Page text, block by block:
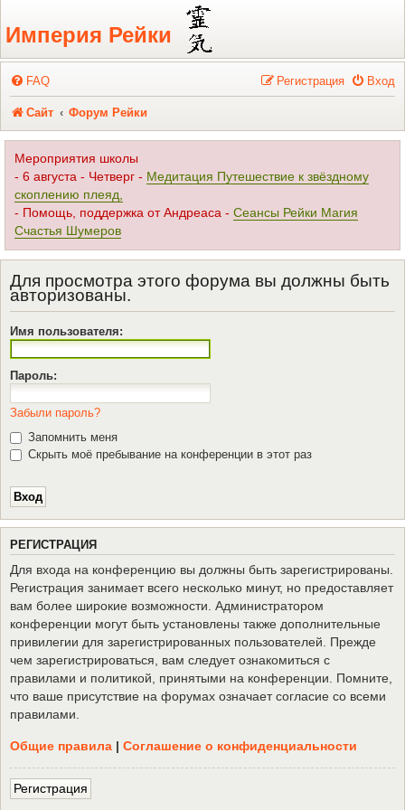
Регистрация
Империя Рейки
FAQ Вход
Регистрация
Сайт Форум Рейки
Мероприятия школы
- 6 августа - Четверг - Медитация Путешествие к звёздному
скоплению плеяд,
- Помощь, поддержка от Андреаса - Сеансы Рейки Магия
Счастья Шумеров
Для просмотра этого форума вы должны быть
авторизованы.
Имя пользователя:
Пароль:
Забыли пароль?
Запомнить меня
Скрыть моё пребывание на конференции в этот раз
РЕГИСТРАЦИЯ
Для входа на конференцию вы должны быть зарегистрированы.
Регистрация занимает всего несколько минут, но предоставляет
вам более широкие возможности. Администратором
конференции могут быть установлены также дополнительные
привилегии для зарегистрированных пользователей. Прежде
чем зарегистрироваться, вам следует ознакомиться с
правилами и политикой, принятыми на конференции. Помните,
что ваше присутствие на форумах означает согласие со всеми
правилами.
Общие правила | Соглашение о конфиденциальности
Регистрация